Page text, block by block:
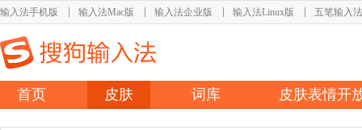
输入法手机版 输入法Mac版 输入法企业版 输入法Linux版 五笔输入法
首页 皮肤 词库 皮肤表情开